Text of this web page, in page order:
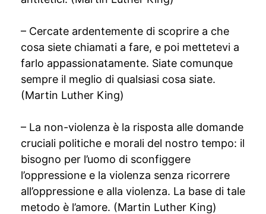
– Cercate ardentemente di scoprire a che
cosa siete chiamati a fare, e poi mettetevi a
farlo appassionatamente. Siate comunque
sempre il meglio di qualsiasi cosa siate.
(Martin Luther King)
– La non-violenza è la risposta alle domande
cruciali politiche e morali del nostro tempo: il
bisogno per l’uomo di sconfiggere
l’oppressione e la violenza senza ricorrere
all’oppressione e alla violenza. La base di tale
metodo è l’amore. (Martin Luther King)